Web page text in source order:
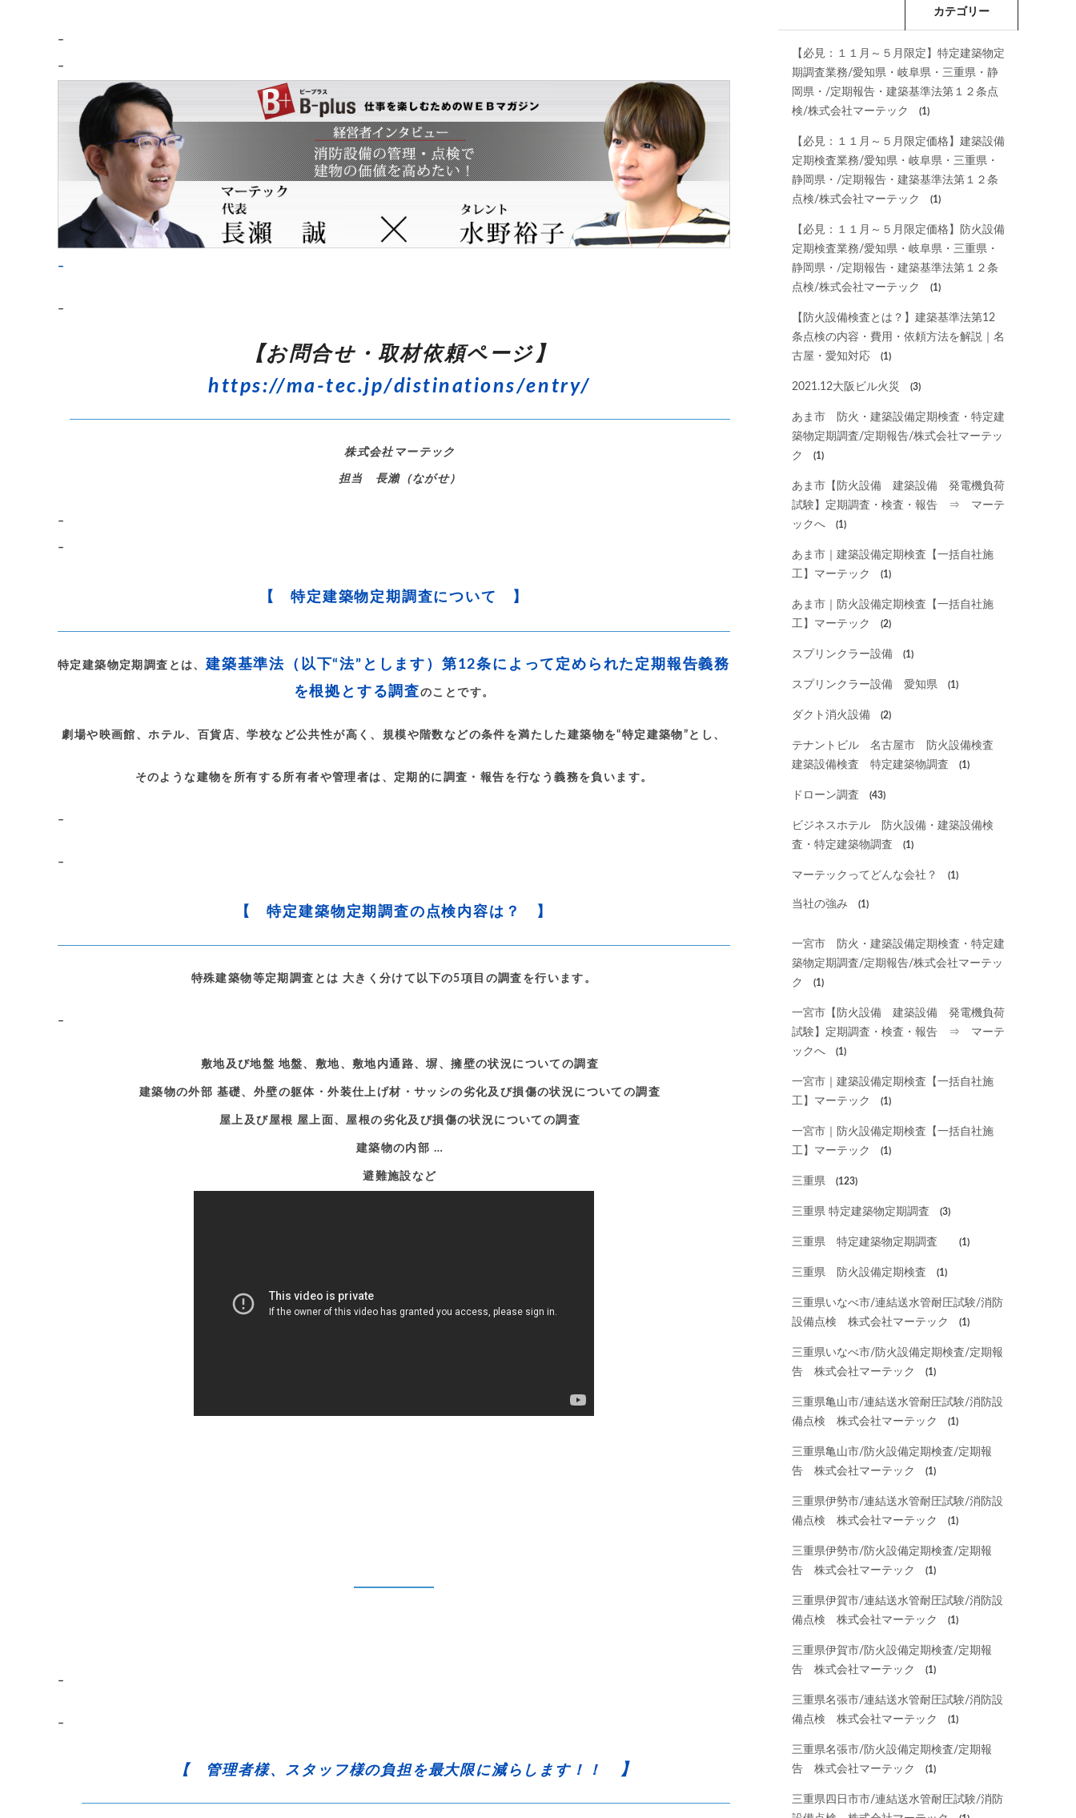
–
–
–
–
【お問合せ・取材依頼ページ】
https://ma-tec.jp/distinations/entry/
株式会社マーテック
担当 長瀨（ながせ）
–
–
【 特定建築物定期調査について 】
特定建築物定期調査とは、 建築基準法（以下“法”とします）第12条によって定められた定期報告義務
を根拠とする調査のことです。
劇場や映画館、ホテル、百貨店、学校など公共性が高く、規模や階数などの条件を満たした建築物を“特定建築物”とし、
そのような建物を所有する所有者や管理者は、定期的に調査・報告を行なう義務を負います。
–
–
【 特定建築物定期調査の点検内容は？ 】
特殊建築物等定期調査とは 大きく分けて以下の5項目の調査を行います。
–
敷地及び地盤 地盤、敷地、敷地内通路、塀、擁壁の状況についての調査
建築物の外部 基礎、外壁の躯体・外装仕上げ材・サッシの劣化及び損傷の状況についての調査
屋上及び屋根 屋上面、屋根の劣化及び損傷の状況についての調査
建築物の内部 …
避難施設など
–
–
【 管理者様、スタッフ様の負担を最大限に減らします！！ 】
カテゴリー
【必見：１１月～５月限定】特定建築物定
期調査業務/愛知県・岐阜県・三重県・静
岡県・/定期報告・建築基準法第１２条点
検/株式会社マーテック
(1)
【必見：１１月～５月限定価格】建築設備
定期検査業務/愛知県・岐阜県・三重県・
静岡県・/定期報告・建築基準法第１２条
点検/株式会社マーテック
(1)
【必見：１１月～５月限定価格】防火設備
定期検査業務/愛知県・岐阜県・三重県・
静岡県・/定期報告・建築基準法第１２条
点検/株式会社マーテック
(1)
【防火設備検査とは？】建築基準法第12
条点検の内容・費用・依頼方法を解説｜名
古屋・愛知対応
(1)
2021.12大阪ビル火災 (3)
あま市 防火・建築設備定期検査・特定建
築物定期調査/定期報告/株式会社マーテッ
ク
(1)
あま市【防火設備 建築設備 発電機負荷
試験】定期調査・検査・報告 ⇒ マーテ
ックへ
(1)
あま市｜建築設備定期検査【一括自社施
工】マーテック
(1)
あま市｜防火設備定期検査【一括自社施
工】マーテック
(2)
スプリンクラー設備 (1)
スプリンクラー設備 愛知県 (1)
ダクト消火設備 (2)
テナントビル 名古屋市 防火設備検査
建築設備検査 特定建築物調査
(1)
ドローン調査 (43)
ビジネスホテル 防火設備・建築設備検
査・特定建築物調査
(1)
マーテックってどんな会社？ (1)
当社の強み (1)
一宮市 防火・建築設備定期検査・特定建
築物定期調査/定期報告/株式会社マーテッ
ク
(1)
一宮市【防火設備 建築設備 発電機負荷
試験】定期調査・検査・報告 ⇒ マーテ
ックへ
(1)
一宮市｜建築設備定期検査【一括自社施
工】マーテック
(1)
一宮市｜防火設備定期検査【一括自社施
工】マーテック
(1)
三重県 (123)
三重県 特定建築物定期調査 (3)
三重県 特定建築物定期調査 (1)
三重県 防火設備定期検査 (1)
三重県いなべ市/連結送水管耐圧試験/消防
設備点検 株式会社マーテック
(1)
三重県いなべ市/防火設備定期検査/定期報
告 株式会社マーテック
(1)
三重県亀山市/連結送水管耐圧試験/消防設
備点検 株式会社マーテック
(1)
三重県亀山市/防火設備定期検査/定期報
告 株式会社マーテック
(1)
三重県伊勢市/連結送水管耐圧試験/消防設
備点検 株式会社マーテック
(1)
三重県伊勢市/防火設備定期検査/定期報
告 株式会社マーテック
(1)
三重県伊賀市/連結送水管耐圧試験/消防設
備点検 株式会社マーテック
(1)
三重県伊賀市/防火設備定期検査/定期報
告 株式会社マーテック
(1)
三重県名張市/連結送水管耐圧試験/消防設
備点検 株式会社マーテック
(1)
三重県名張市/防火設備定期検査/定期報
告 株式会社マーテック
(1)
三重県四日市市/連結送水管耐圧試験/消防